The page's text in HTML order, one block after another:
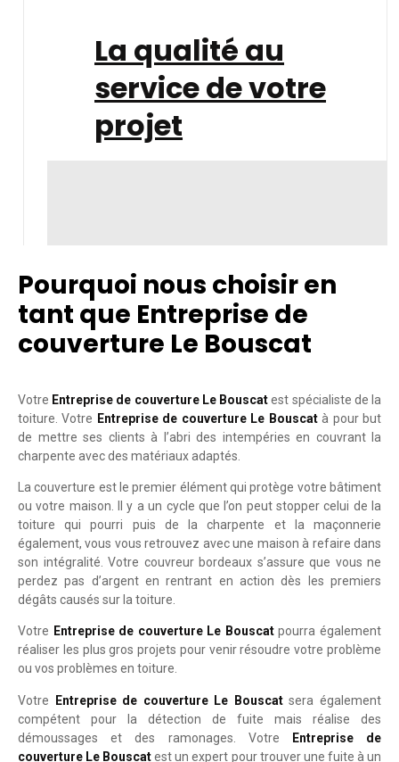
La qualité au
service de votre
projet
Pourquoi nous choisir en
tant que Entreprise de
couverture Le Bouscat
Votre Entreprise de couverture Le Bouscatest spécialiste de la
toiture. Votre Entreprise de couverture Le Bouscatà pour but
de mettre ses clients à l’abri des intempéries en couvrant la
charpente avec des matériaux adaptés.
La couverture est le premier élément qui protège votre bâtiment
ou votre maison. Il y a un cycle que l’on peut stopper celui de la
toiture qui pourri puis de la charpente et la maçonnerie
également, vous vous retrouvez avec une maison à refaire dans
son intégralité. Votre couvreur bordeaux s’assure que vous ne
perdez pas d’argent en rentrant en action dès les premiers
dégâts causés sur la toiture.
Votre Entreprise de couverture Le Bouscatpourra également
réaliser les plus gros projets pour venir résoudre votre problème
ou vos problèmes en toiture.
Votre Entreprise de couverture Le Bouscatsera également
compétent pour la détection de fuite mais réalise des
démoussages et des ramonages. Votre
Entreprise de
couverture Le Bouscatest un expert pour trouver une fuite à un